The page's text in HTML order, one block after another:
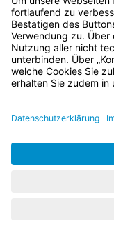
26. (nicht
Bayern.de
BayernPortal
Impressum